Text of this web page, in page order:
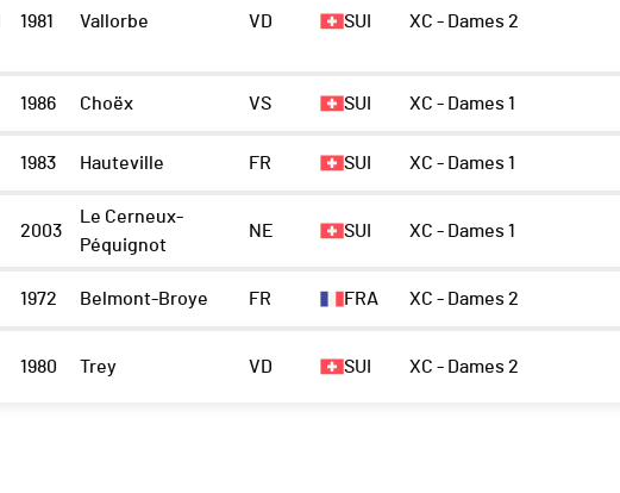
1981 Vallorbe VD SUI XC - Dames 2
1986 Choëx VS SUI XC - Dames 1
1983 Hauteville FR SUI XC - Dames 1
2003
Le Cerneux-
Péquignot
NE SUI XC - Dames 1
1972 Belmont-Broye FR FRA XC - Dames 2
1980 Trey VD SUI XC - Dames 2